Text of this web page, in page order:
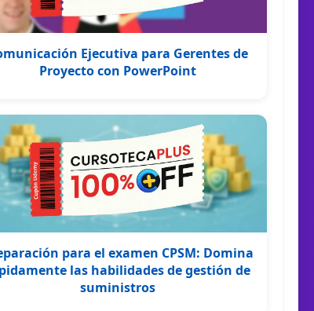
Ejecutiva para Gerentes de
Proyecto con PowerPoint
para el examen CPSM: Domina
las habilidades de gestión de
suministros